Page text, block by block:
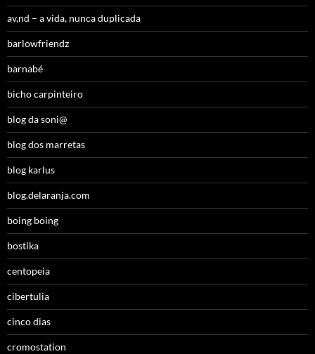
av,nd – a vida, nunca duplicada
barlowfriendz
barnabé
bicho carpinteiro
blog da soni@
blog dos marretas
blog karlus
blog.delaranja.com
boing boing
bostika
centopeia
cibertulia
cinco dias
cromostation